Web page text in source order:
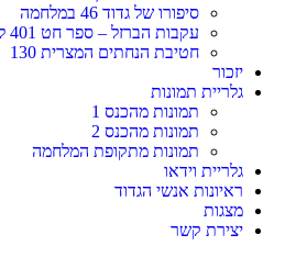
סיפורו של גדוד 46 במלחמה
עקבות הברזל – ספר חט 401 ליום כיפור
חטיבת הנחתים המצרית 130
יזכור
גלריית תמונות
תמונות מהכנס 1
תמונות מהכנס 2
תמונות מתקופת המלחמה
גלריית וידאו
ראיונות אנשי הגדוד
מצגות
יצירת קשר